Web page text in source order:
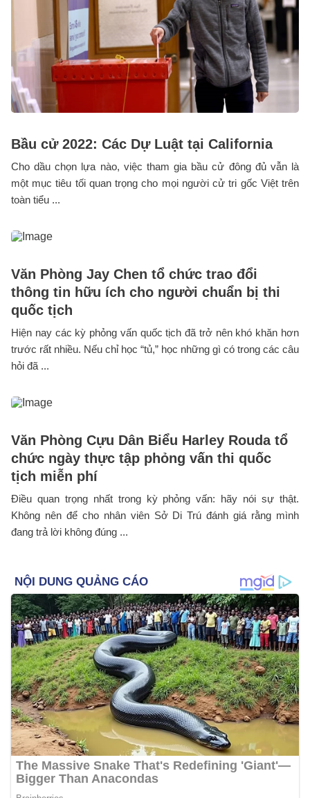
Bầu cử 2022: Các Dự Luật tại California
Cho dầu chọn lựa nào, việc tham gia bầu cử đông đủ vẫn là
một mục tiêu tối quan trọng cho mọi người cử tri gốc Việt trên
toàn tiểu ...
Văn Phòng Jay Chen tổ chức trao đổi
thông tin hữu ích cho người chuẩn bị thi
quốc tịch
Hiện nay các kỳ phỏng vấn quốc tịch đã trở nên khó khăn hơn
trước rất nhiều. Nếu chỉ học “tủ,” học những gì có trong các câu
hỏi đã ...
Văn Phòng Cựu Dân Biểu Harley Rouda tổ
chức ngày thực tập phỏng vấn thi quốc
tịch miễn phí
Điều quan trọng nhất trong kỳ phỏng vấn: hãy nói sự thật.
Không nên để cho nhân viên Sở Di Trú đánh giá rằng mình
đang trả lời không đúng ...